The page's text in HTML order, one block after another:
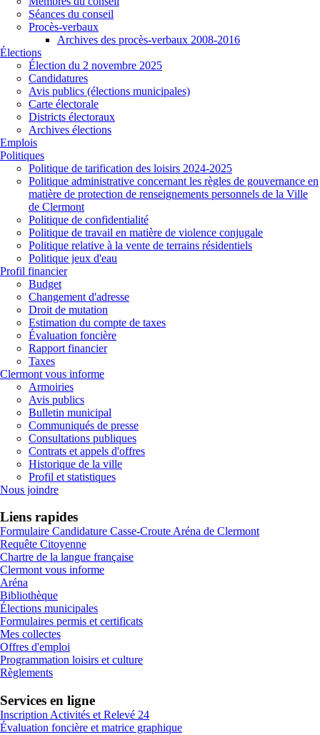
Séances du conseil
Procès-verbaux
Archives des procès-verbaux 2008-2016
Élections
Élection du 2 novembre 2025
Candidatures
Avis publics (élections municipales)
Carte électorale
Districts électoraux
Archives élections
Emplois
Politiques
Politique de tarification des loisirs 2024-2025
Politique administrative concernant les règles de gouvernance en
matière de protection de renseignements personnels de la Ville
de Clermont
Politique de confidentialité
Politique de travail en matière de violence conjugale
Politique relative à la vente de terrains résidentiels
Politique jeux d'eau
Profil financier
Budget
Changement d'adresse
Droit de mutation
Estimation du compte de taxes
Évaluation foncière
Rapport financier
Taxes
Clermont vous informe
Armoiries
Avis publics
Bulletin municipal
Communiqués de presse
Consultations publiques
Contrats et appels d'offres
Historique de la ville
Profil et statistiques
Nous joindre
Liens rapides
Formulaire Candidature Casse-Croute Aréna de Clermont
Requête Citoyenne
Chartre de la langue française
Clermont vous informe
Aréna
Bibliothèque
Élections municipales
Formulaires permis et certificats
Mes collectes
Offres d'emploi
Programmation loisirs et culture
Règlements
Services en ligne
Inscription Activités et Relevé 24
Évaluation foncière et matrice graphique